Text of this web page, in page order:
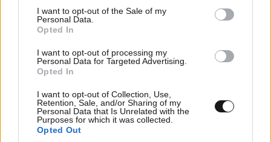
consent section.
I want to opt-out of the Sale of my
Personal Data.
Opted In
I want to opt-out of processing my
Personal Data for Targeted Advertising.
Opted In
I want to opt-out of Collection, Use,
Retention, Sale, and/or Sharing of my
Personal Data that Is Unrelated with the
Purposes for which it was collected.
Opted Out
έκανε την πατάτα του.
Απαντήστε
Οχι 12·02·2024 01:37
Την αλήθεια ειπε.. οι θρησκειες προκαλουν
μισος.. διαβασε κανα αρθρο
Απαντήστε